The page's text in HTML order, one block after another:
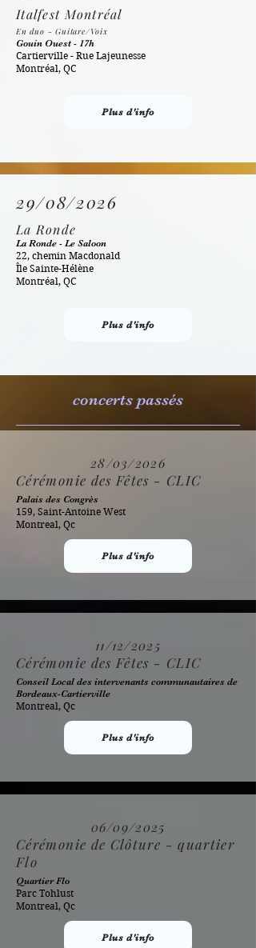
Italfest Montréal
En duo - Guitare/Voix
Gouin Ouest - 17h
Cartierville - Rue Lajeunesse
Montréal, QC
Plus d'info
29/08/2026
La Ronde
La Ronde - Le Saloon
22, chemin Macdonald
​Île Sainte-Hélène
Montréal, QC
Plus d'info
concerts passés
28/03/2026
Cérémonie des Fêtes - CLIC
Palais des Congrès
159, Saint-Antoine West
Montreal, Qc
Plus d'info
11/12/2025
Cérémonie des Fêtes - CLIC
Conseil Local des intervenants communautaires de
Bordeaux-Cartierville
Montreal, Qc
Plus d'info
06/09/2025
Cérémonie de Clôture - quartier
Flo
Quartier Flo
Parc Tohlust
Montreal, Qc
Plus d'info